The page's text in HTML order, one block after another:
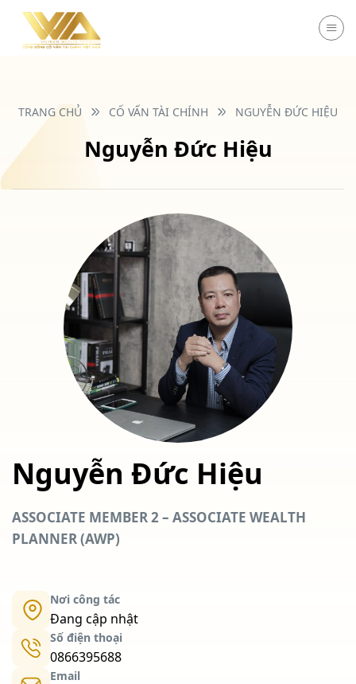
Chuyển
TRANG CHỦ CỐ VẤN TÀI CHÍNH NGUYỄN ĐỨC HIỆU
Nguyễn Đức Hiệu
Nguyễn Đức Hiệu
ASSOCIATE MEMBER 2 – ASSOCIATE WEALTH
PLANNER (AWP)
Nơi công tác
Đang cập nhật
Số điện thoại
0866395688
Email